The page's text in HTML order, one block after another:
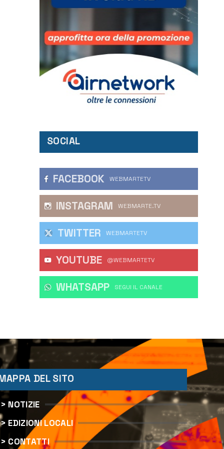
SOCIAL
FACEBOOK WEBMARTETV
INSTAGRAM WEBMARTE.TV
TWITTER WEBMARTETV
YOUTUBE @WEBMARTETV
WHATSAPP ‎SEGUI IL CANALE
DEL SITO
> NOTIZIE
> EDIZIONI LOCALI
> CONTATTI